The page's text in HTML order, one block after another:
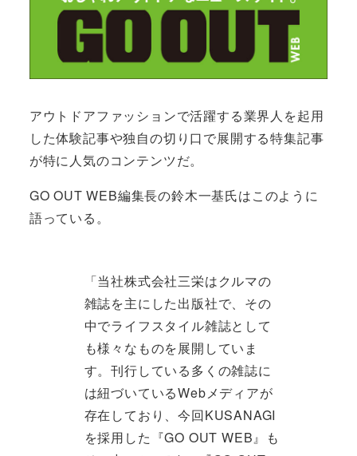
アウトドアファッションで活躍する業界人を起用
した体験記事や独自の切り口で展開する特集記事
が特に人気のコンテンツだ。
GO OUT WEB編集長の鈴木一基氏はこのように
語っている。
「当社株式会社三栄はクルマの
雑誌を主にした出版社で、その
中でライフスタイル雑誌として
も様々なものを展開していま
す。刊行している多くの雑誌に
は紐づいているWebメディアが
存在しており、今回KUSANAGI
を採用した『GO OUT WEB』も